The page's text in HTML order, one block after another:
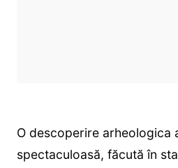
O descoperire arheologica
spectaculoasă, făcută în